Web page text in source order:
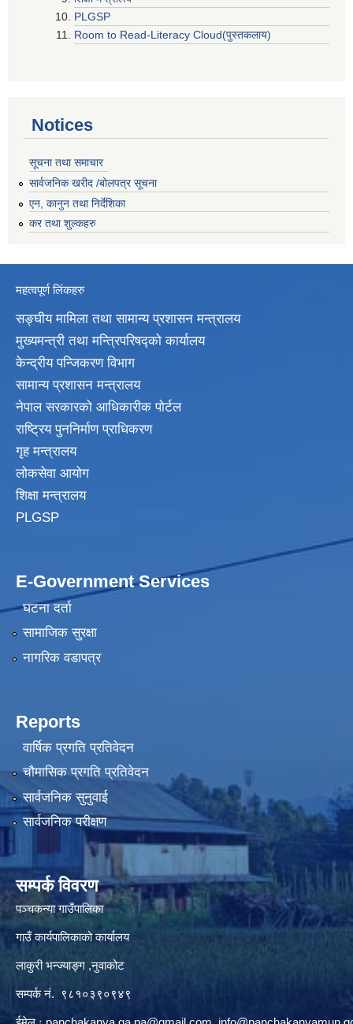
PLGSP
Room to Read-Literacy Cloud(पुस्तकलाय)
Notices
सूचना तथा समाचार
सार्वजनिक खरीद /बोलपत्र सूचना
एन, कानुन तथा निर्देशिका
कर तथा शुल्कहरु
महत्वपूर्ण लिंकहरु
सङ्घीय मामिला तथा सामान्य प्रशासन मन्त्रालय
मुख्यमन्त्री तथा मन्त्रिपरिषद्‍को कार्यालय
केन्द्रीय पन्जिकरण विभाग
सामान्य प्रशासन मन्त्रालय
नेपाल सरकारको आधिकारीक पोर्टल
राष्ट्रिय पुननिर्माण प्राधिकरण
गृह मन्त्रालय
लोकसेवा आयोग
शिक्षा मन्त्रालय
PLGSP
E-Government Services
घटना दर्ता
सामाजिक सुरक्षा
नागरिक वडापत्र
Reports
वार्षिक प्रगति प्रतिवेदन
चौमासिक प्रगति प्रतिवेदन
सार्वजनिक सुनुवाई
सार्वजनिक परीक्षण
सम्पर्क विवरण
पञ्‍चकन्या गाउँपालिका
गाउँ कार्यपालिकाको कार्यालय
लाकुरी भन्ज्याङ्ग ,नुवाकोट
सम्पर्क नं. ९८१०३९०९४९